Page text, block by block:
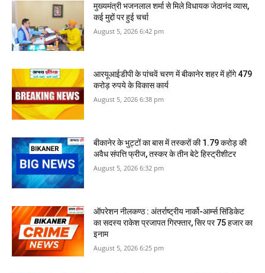
मुख्यमंत्री भजनलाल शर्मा से मिले विधायक जेठानंद व्यास,
कई मुद्दों पर हुई चर्चा
August 5, 2026 6:42 pm
आरयूआईडीपी के पांचवें चरण में बीकानेर शहर में होंगे 479
करोड़ रुपये के विकास कार्य
August 5, 2026 6:38 pm
बीकानेर के भुट्टों का बास में तस्‍करों की 1.79 करोड़ की
अवैध संपत्ति फ्रीज, तस्‍कर के तीन बेटे हिस्‍ट्रीशीटर
August 5, 2026 6:32 pm
ऑपरेशन नीलकण्ठ : अंतर्राष्ट्रीय नार्को-आर्म्स सिंडिकेट
का सदस्य राकेश प्रजापत गिरफ्तार, सिर पर 75 हजार का
इनाम
August 5, 2026 6:25 pm